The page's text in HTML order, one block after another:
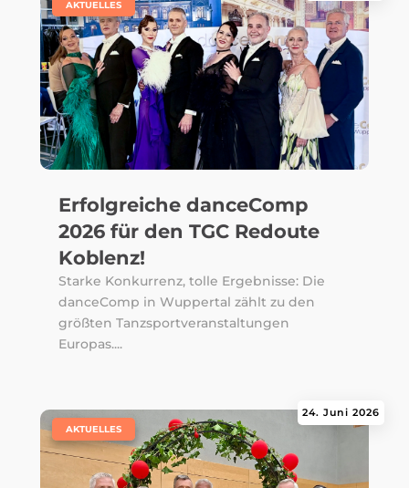
Erfolgreiche danceComp
2026 für den TGC Redoute
Koblenz!
AKTUELLES
Starke Konkurrenz, tolle Ergebnisse: Die
danceComp in Wuppertal zählt zu den
größten Tanzsportveranstaltungen
Europas....
24. Juni 2026
AKTUELLES